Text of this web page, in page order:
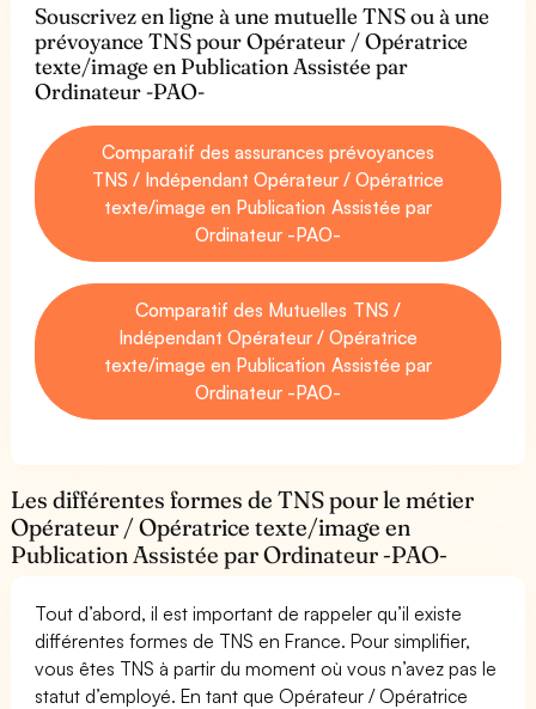
Souscrivez en ligne à une mutuelle TNS ou à une
prévoyance TNS pour Opérateur / Opératrice
texte/image en Publication Assistée par
Ordinateur -PAO-
Comparatif des assurances prévoyances
TNS / Indépendant Opérateur / Opératrice
texte/image en Publication Assistée par
Ordinateur -PAO-
Comparatif des Mutuelles TNS /
Indépendant Opérateur / Opératrice
texte/image en Publication Assistée par
Ordinateur -PAO-
Les différentes formes de TNS pour le métier
Opérateur / Opératrice texte/image en
Publication Assistée par Ordinateur -PAO-
Tout d’abord, il est important de rappeler qu’il existe
différentes formes de TNS en France. Pour simplifier,
vous êtes TNS à partir du moment où vous n’avez pas le
statut d’employé. En tant que Opérateur / Opératrice